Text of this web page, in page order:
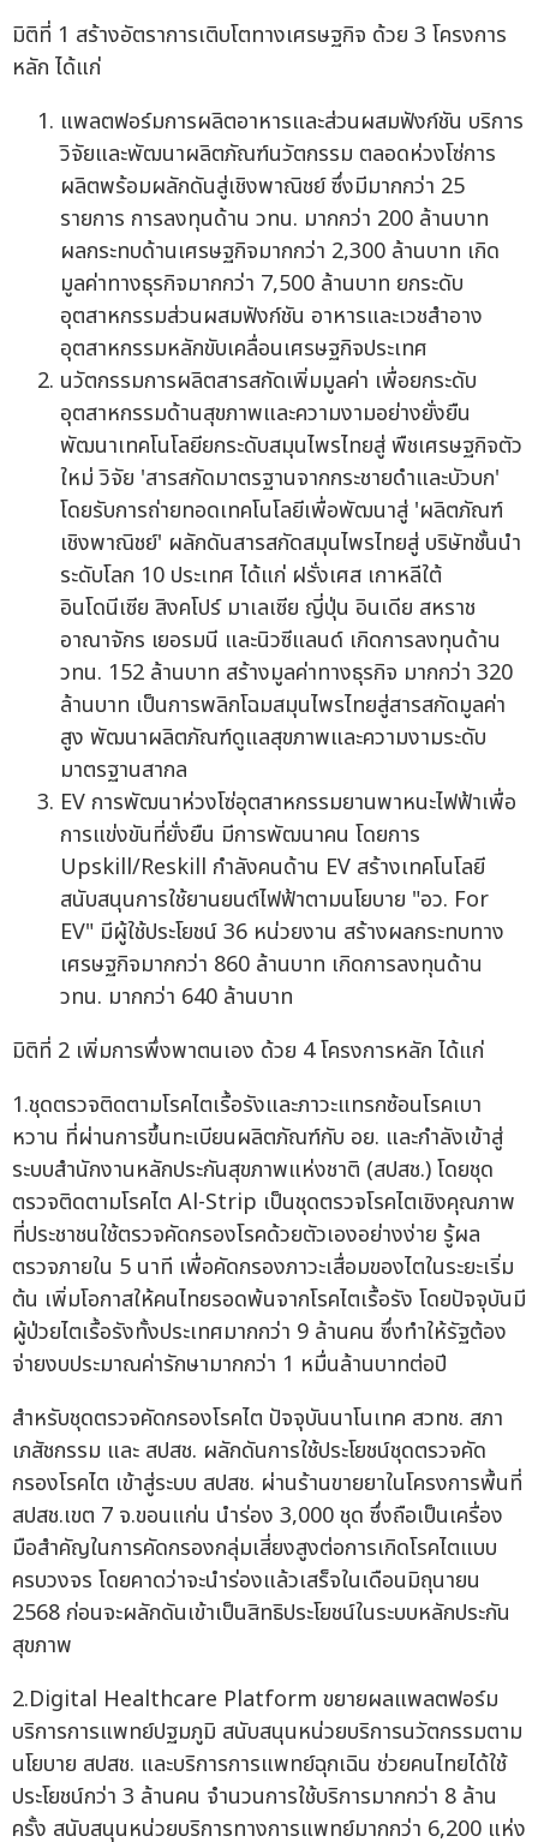
มิติที่ 1 สร้างอัตราการเติบโตทางเศรษฐกิจ ด้วย 3 โครงการ
หลัก ได้แก่
แพลตฟอร์มการผลิตอาหารและส่วนผสมฟังก์ชัน บริการ
วิจัยและพัฒนาผลิตภัณฑ์นวัตกรรม ตลอดห่วงโซ่การ
ผลิตพร้อมผลักดันสู่เชิงพาณิชย์ ซึ่งมีมากกว่า 25
รายการ การลงทุนด้าน วทน. มากกว่า 200 ล้านบาท
ผลกระทบด้านเศรษฐกิจมากกว่า 2,300 ล้านบาท เกิด
มูลค่าทางธุรกิจมากกว่า 7,500 ล้านบาท ยกระดับ
อุตสาหกรรมส่วนผสมฟังก์ชัน อาหารและเวชสำอาง
อุตสาหกรรมหลักขับเคลื่อนเศรษฐกิจประเทศ
นวัตกรรมการผลิตสารสกัดเพิ่มมูลค่า เพื่อยกระดับ
อุตสาหกรรมด้านสุขภาพและความงามอย่างยั่งยืน
พัฒนาเทคโนโลยียกระดับสมุนไพรไทยสู่ พืชเศรษฐกิจตัว
ใหม่ วิจัย 'สารสกัดมาตรฐานจากกระชายดำและบัวบก'
โดยรับการถ่ายทอดเทคโนโลยีเพื่อพัฒนาสู่ 'ผลิตภัณฑ์
เชิงพาณิชย์' ผลักดันสารสกัดสมุนไพรไทยสู่ บริษัทชั้นนำ
ระดับโลก 10 ประเทศ ได้แก่ ฝรั่งเศส เกาหลีใต้
อินโดนีเซีย สิงคโปร์ มาเลเซีย ญี่ปุ่น อินเดีย สหราช
อาณาจักร เยอรมนี และนิวซีแลนด์ เกิดการลงทุนด้าน
วทน. 152 ล้านบาท สร้างมูลค่าทางธุรกิจ มากกว่า 320
ล้านบาท เป็นการพลิกโฉมสมุนไพรไทยสู่สารสกัดมูลค่า
สูง พัฒนาผลิตภัณฑ์ดูแลสุขภาพและความงามระดับ
มาตรฐานสากล
EV การพัฒนาห่วงโซ่อุตสาหกรรมยานพาหนะไฟฟ้าเพื่อ
การแข่งขันที่ยั่งยืน มีการพัฒนาคน โดยการ
Upskill/Reskill กำลังคนด้าน EV สร้างเทคโนโลยี
สนับสนุนการใช้ยานยนต์ไฟฟ้าตามนโยบาย "อว. For
EV" มีผู้ใช้ประโยชน์ 36 หน่วยงาน สร้างผลกระทบทาง
เศรษฐกิจมากกว่า 860 ล้านบาท เกิดการลงทุนด้าน
วทน. มากกว่า 640 ล้านบาท
มิติที่ 2 เพิ่มการพึ่งพาตนเอง ด้วย 4 โครงการหลัก ได้แก่
1.ชุดตรวจติดตามโรคไตเรื้อรังและภาวะแทรกซ้อนโรคเบา
หวาน ที่ผ่านการขึ้นทะเบียนผลิตภัณฑ์กับ อย. และกำลังเข้าสู่
ระบบสำนักงานหลักประกันสุขภาพแห่งชาติ (สปสช.) โดยชุด
ตรวจติดตามโรคไต Al-Strip เป็นชุดตรวจโรคไตเชิงคุณภาพ
ที่ประชาชนใช้ตรวจคัดกรองโรคด้วยตัวเองอย่างง่าย รู้ผล
ตรวจภายใน 5 นาที เพื่อคัดกรองภาวะเสื่อมของไตในระยะเริ่ม
ต้น เพิ่มโอกาสให้คนไทยรอดพ้นจากโรคไตเรื้อรัง โดยปัจจุบันมี
ผู้ป่วยไตเรื้อรังทั้งประเทศมากกว่า 9 ล้านคน ซึ่งทำให้รัฐต้อง
จ่ายงบประมาณค่ารักษามากกว่า 1 หมื่นล้านบาทต่อปี
สำหรับชุดตรวจคัดกรองโรคไต ปัจจุบันนาโนเทค สวทช. สภา
เภสัชกรรม และ สปสช. ผลักดันการใช้ประโยชน์ชุดตรวจคัด
กรองโรคไต เข้าสู่ระบบ สปสช. ผ่านร้านขายยาในโครงการพื้นที่
สปสช.เขต 7 จ.ขอนแก่น นำร่อง 3,000 ชุด ซึ่งถือเป็นเครื่อง
มือสำคัญในการคัดกรองกลุ่มเสี่ยงสูงต่อการเกิดโรคไตแบบ
ครบวงจร โดยคาดว่าจะนำร่องแล้วเสร็จในเดือนมิถุนายน
2568 ก่อนจะผลักดันเข้าเป็นสิทธิประโยชน์ในระบบหลักประกัน
สุขภาพ
2.Digital Healthcare Platform ขยายผลแพลตฟอร์ม
บริการการแพทย์ปฐมภูมิ สนับสนุนหน่วยบริการนวัตกรรมตาม
นโยบาย สปสช. และบริการการแพทย์ฉุกเฉิน ช่วยคนไทยได้ใช้
ประโยชน์กว่า 3 ล้านคน จำนวนการใช้บริการมากกว่า 8 ล้าน
ครั้ง สนับสนุนหน่วยบริการทางการแพทย์มากกว่า 6,200 แห่ง